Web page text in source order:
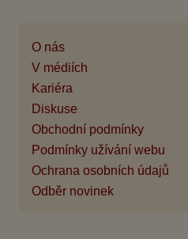
O nás
V médiích
Kariéra
Diskuse
Obchodní podmínky
Podmínky užívání webu
Ochrana osobních údajů
Odběr novinek